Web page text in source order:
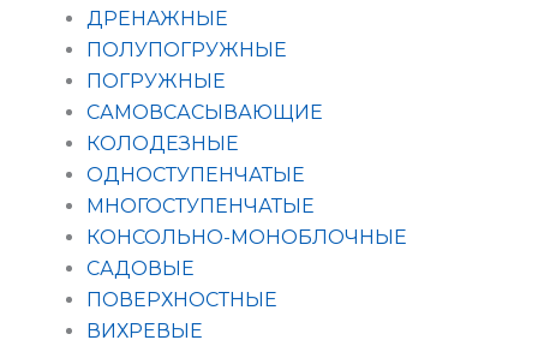
ДРЕНАЖНЫЕ
ПОЛУПОГРУЖНЫЕ
ПОГРУЖНЫЕ
САМОВСАСЫВАЮЩИЕ
КОЛОДЕЗНЫЕ
ОДНОСТУПЕНЧАТЫЕ
МНОГОСТУПЕНЧАТЫЕ
КОНСОЛЬНО-МОНОБЛОЧНЫЕ
САДОВЫЕ
ПОВЕРХНОСТНЫЕ
ВИХРЕВЫЕ